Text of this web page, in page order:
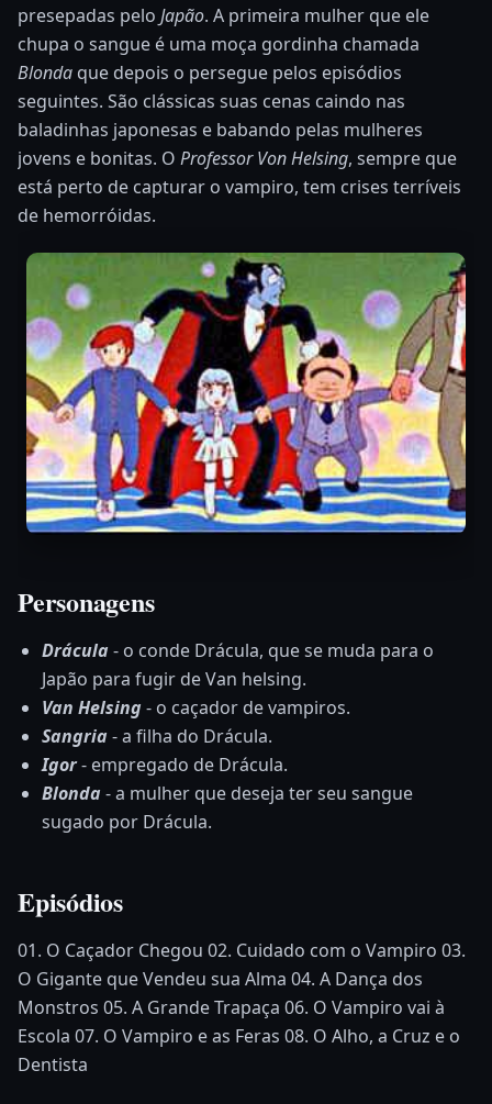
presepadas pelo Japão. A primeira mulher que ele
chupa o sangue é uma moça gordinha chamada
Blonda que depois o persegue pelos episódios
seguintes. São clássicas suas cenas caindo nas
baladinhas japonesas e babando pelas mulheres
jovens e bonitas. O Professor Von Helsing, sempre que
está perto de capturar o vampiro, tem crises terríveis
de hemorróidas.
Personagens
Drácula- o conde Drácula, que se muda para o
Japão para fugir de Van helsing.
Van Helsing- o caçador de vampiros.
Sangria- a filha do Drácula.
Igor- empregado de Drácula.
Blonda- a mulher que deseja ter seu sangue
sugado por Drácula.
Episódios
01. O Caçador Chegou 02. Cuidado com o Vampiro 03.
O Gigante que Vendeu sua Alma 04. A Dança dos
Monstros 05. A Grande Trapaça 06. O Vampiro vai à
Escola 07. O Vampiro e as Feras 08. O Alho, a Cruz e o
Dentista